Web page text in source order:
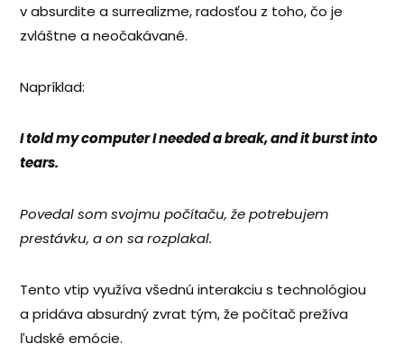
v absurdite a surrealizme, radosťou z toho, čo je
zvláštne a neočakávané.
Napríklad:
I told my computer I needed a break, and it burst into
tears.
Povedal som svojmu počítaču, že potrebujem
prestávku, a on sa rozplakal.
Tento vtip využíva všednú interakciu s technológiou
a pridáva absurdný zvrat tým, že počítač prežíva
ľudské emócie.